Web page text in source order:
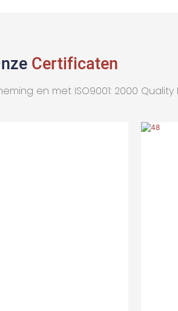
Certificaten
en met ISO9001: 2000